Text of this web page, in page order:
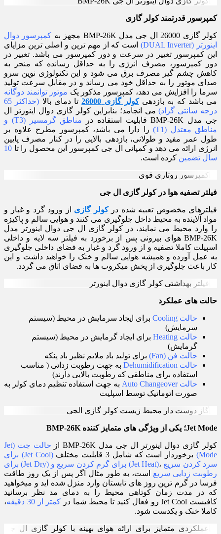
کمپرسور قدرتمند کولر گازی
کولر گازی 26000 ال جی مدل BMP-26K مجهز به
کمپرسور دوال
اینورتر (DUAL Inverter)
است که از مهم ترین و اصلی ترین مزایای
این کمپرسور تغییر در سرعت و دور کمپرسور می باشد. تغییر در
دور کمپرسور، مصرف انرژی را به حداقل رسانده که منجر به
کاهش چشم گیر مصرف برق می شود و این تکنولوژی نوین سرو
صدای موتور را به حداقل خود می رساند و در مقابل سرعت تولید
سرما را افزایش می دهد، کمپرسور مذکور یک موتور توانمند دوگانه
می باشد که به بازدهیکولر گازی 26000 تا دمای بالا
(حداکثر 65
درجه سانتی گراد)می انجامد؛ بنابراین کولر گازی دوال اینورتر ال
جی مدل BMP-26K قابلیت استفاده در
مناطق گرمسیر (T3) و
مناطق معتدل (T1)
را دارا می باشد، کمپرسور مطرح علاوه بر
طول عمر مفید و طولانی، بازدهی بالایی را در کنار مصرف پایین
انرژی ارائه می دهد و کمپانی ال جی کمپرسور این محصول را تا 10
سال تضمین کرده است.
فیلتر تصفیه هوا در کولر گازی ال جی
فیلترهای مخصوص تعبیه شده درکولر گازی از ورود گرد و غبار و
مواد آلاینده به محیط داخل جلوگیری می کنند و هوایی سالم و پاکیزه
را وارد محیط می نمایند، در کولر گازی ال جی دوال اینورتر مدل
BMP-26K هوای بیرونی پس از برخورد به فیلتر سه لایه و داخلی
اسپیلت کاملا تصفیه و از ورود گرد و غبار به فضای داخلی جلوگیری
به عمل آورده و همیشه هوایی سالم و خنک را خواهید داشت و این
کار باعث جلوگیری از پخش میکروب ها به فضای اتاق می گردد.
حالت های عملکرد
حالت Cooling
برای ایجاد سرمایش در محیط (سیستم
سرمایش)
حالت Heating
برای ایجاد گرمایش در محیط (سیستم
گرمایش)
حالت فن (Fan)
برای تولید باد ملایم نظیر باد پنکه
حالت Dehumidification
به جهت رطوبت زدائی ( مناسب
استفاده برای مناطقی که رطوبت بالایی دارند)
حالت Auto Changeover
به جهت استفاده تنظیم دمای کولر به
صورت اتوماتیک توسط اسپلیت
Jet Mode؛ یکی از ویژگی های متمایز کننده BMP-26K
کولر گازی دوال اینورتر ال جی مدل BMP-26K از
حالت جت (Jet
Mode) برخوردار است که شامل 3 قابلیت مختلف
(Jet Cool) برای
سرد کردن سریع ،
(Jet Heat) برای گرم کردن سریع و (Jet Dry) برای
رطوبت زدایی سریع است، به طور مثال اگر پس از یک روز طاقت
فرسا در گرم ترین روز های تابستان وارد منزل شده اید و میخواهید
که در مدت زمان کوتاهی محیط را به دمای مد نظر برسانید
کافیست Jet Cool رو فعال کنید تا محیط شما در
کمتر از 30 دقیقه
،
کاملا خنک و یکدست شود.